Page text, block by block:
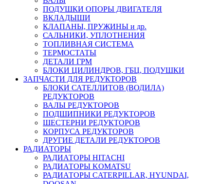
ПОДУШКИ ОПОРЫ ДВИГАТЕЛЯ
ВКЛАДЫШИ
КЛАПАНЫ, ПРУЖИНЫ и др.
САЛЬНИКИ, УПЛОТНЕНИЯ
ТОПЛИВНАЯ СИСТЕМА
ТЕРМОСТАТЫ
ДЕТАЛИ ГРМ
БЛОКИ ЦИЛИНДРОВ, ГБЦ, ПОДУШКИ
ЗАПЧАСТИ ДЛЯ РЕДУКТОРОВ
БЛОКИ САТЕЛЛИТОВ (ВОДИЛА)
РЕДУКТОРОВ
ВАЛЫ РЕДУКТОРОВ
ПОДШИПНИКИ РЕДУКТОРОВ
ШЕСТЕРНИ РЕДУКТОРОВ
КОРПУСА РЕДУКТОРОВ
ДРУГИЕ ДЕТАЛИ РЕДУКТОРОВ
РАДИАТОРЫ
РАДИАТОРЫ HITACHI
РАДИАТОРЫ KOMATSU
РАДИАТОРЫ CATERPILLAR, HYUNDAI,